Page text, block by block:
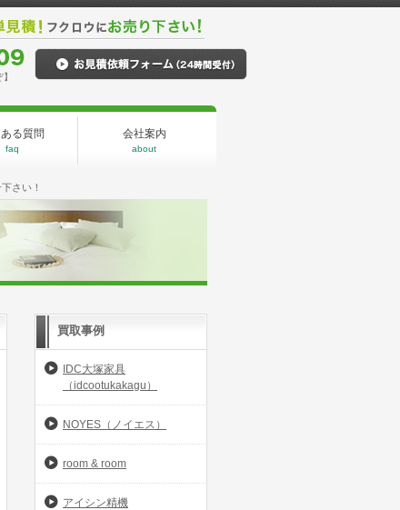
る質問
faq
会社案内
about
さい！
買取事例
IDC大塚家具
（idcootukakagu）
NOYES（ノイエス）
room & room
アイシン精機